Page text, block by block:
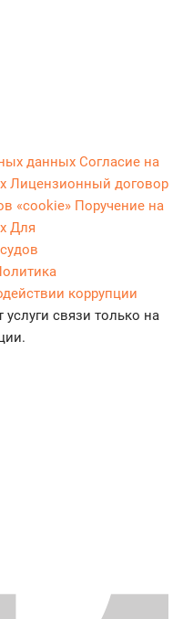
данных Согласие на
Лицензионный договор
«cookie» Поручение на
Для
коррупции
связи только на